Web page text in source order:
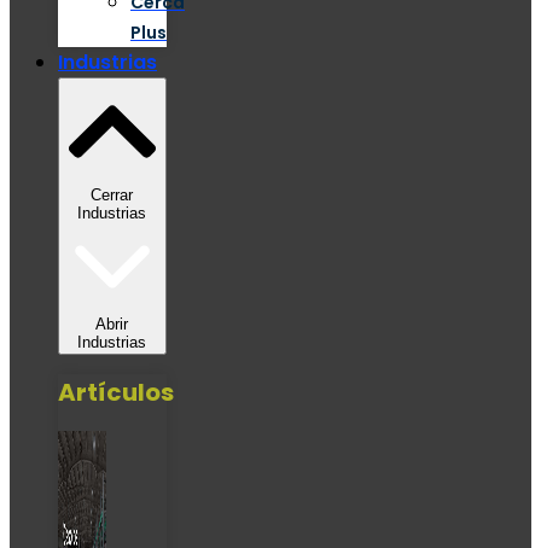
Plus
Industrias
Cerrar
Industrias
Abrir
Industrias
Artículos